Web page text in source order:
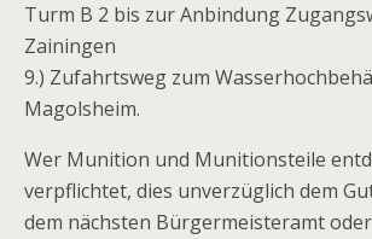
Turm B 2 bis zur Anbindung
Zainingen
9.) Zufahrtsweg zum
Magolsheim.
Wer Munition und Munitionsteile
verpflichtet, dies unverzüglich dem
dem nächsten Bürgermeisteramt oder